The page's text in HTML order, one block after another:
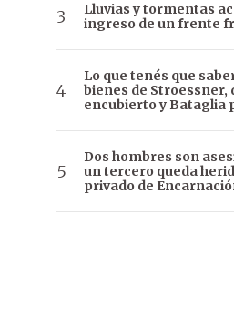
Lluvias y tormentas
ingreso de un frente
Lo que tenés que
bienes de Stroessner,
encubierto y Bataglia
Dos hombres son
un tercero queda
privado de